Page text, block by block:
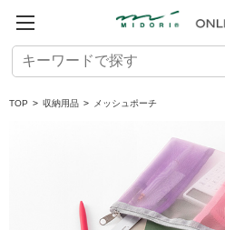
TOP > 収納用品 > メッシュポーチ